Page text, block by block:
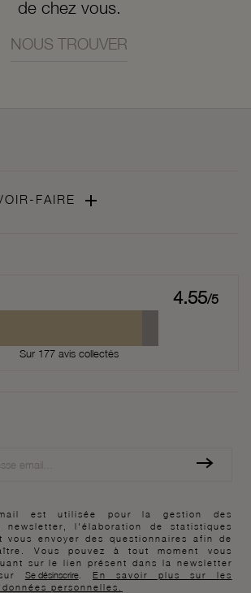
de chez vous.
NOUS TROUVER
FAIRE 
4.55/5
Sur 177 avis collectés
est utilisée pour la gestion des
newsletter, l'élaboration de statistiques
vous envoyer des questionnaires afin de
Vous pouvez à tout moment vous
sur le lien présent dans la newsletter
Se désinscrire.En savoir plus sur les
personnelles.